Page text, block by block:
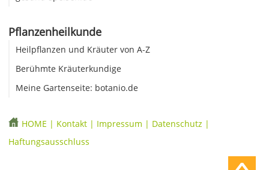
Pflanzenheilkunde
Heilpflanzen und Kräuter von A-Z
Berühmte Kräuterkundige
Meine Gartenseite: botanio.de
HOME | Kontakt | Impressum | Datenschutz |
Haftungsausschluss